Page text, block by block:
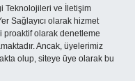
Teknolojileri ve İletişim
Sağlayıcı olarak hizmet
proaktif olarak denetleme
Ancak, üyelerimiz
olup, siteye üye olarak bu